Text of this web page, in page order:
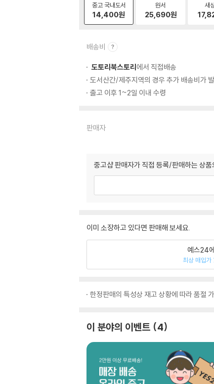
중고 국내도서
14,400원
원서
25,690원
새
배송비
도토리북스토리에서 직접배송
도서산간/제주지역의 경우 추가 배송비가
출고 이후 1~2일 이내 수령
판매자
중고샵 판매자가 직접 등록/판매하는 상
이미 소장하고 있다면 판매해 보세요.
예스24
최상 매입
한정판매의 특성상 재고 상황에 따라 품절
이 분야의 이벤트 4